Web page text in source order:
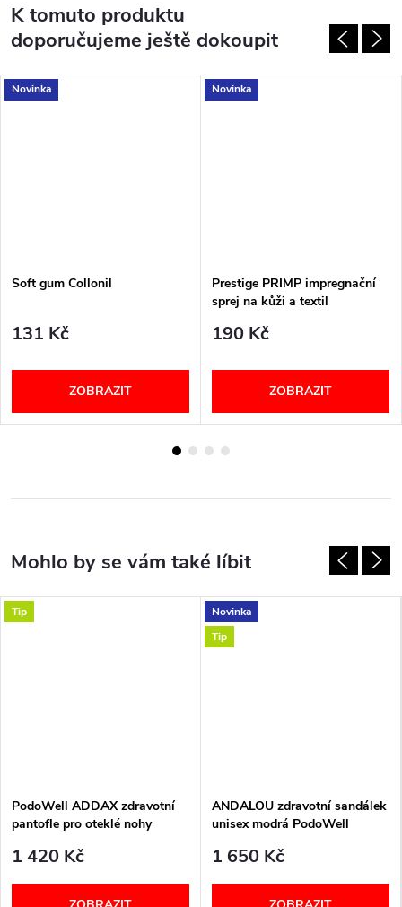
K tomuto produktu
doporučujeme ještě dokoupit
Novinka
Soft gum Collonil
131 Kč
ZOBRAZIT
Novinka
Prestige PRIMP impregnační
sprej na kůži a textil
190 Kč
ZOBRAZIT
Tip
PodoWell ADDAX zdravotní
pantofle pro oteklé nohy
1 420 Kč
Novinka
Tip
ANDALOU zdravotní sandálek
unisex modrá PodoWell
1 650 Kč